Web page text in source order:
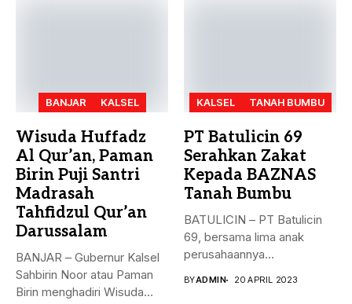
BANJAR KALSEL
Wisuda Huffadz
Al Qur’an, Paman
Birin Puji Santri
Madrasah
Tahfidzul Qur’an
Darussalam
BANJAR – Gubernur Kalsel
Sahbirin Noor atau Paman
Birin menghadiri Wisuda
KALSEL TANAH BUMBU
PT Batulicin 69
Serahkan Zakat
Kepada BAZNAS
Tanah Bumbu
BATULICIN – PT Batulicin
69, bersama lima anak
perusahaannya
BYADMIN 20 APRIL 2023